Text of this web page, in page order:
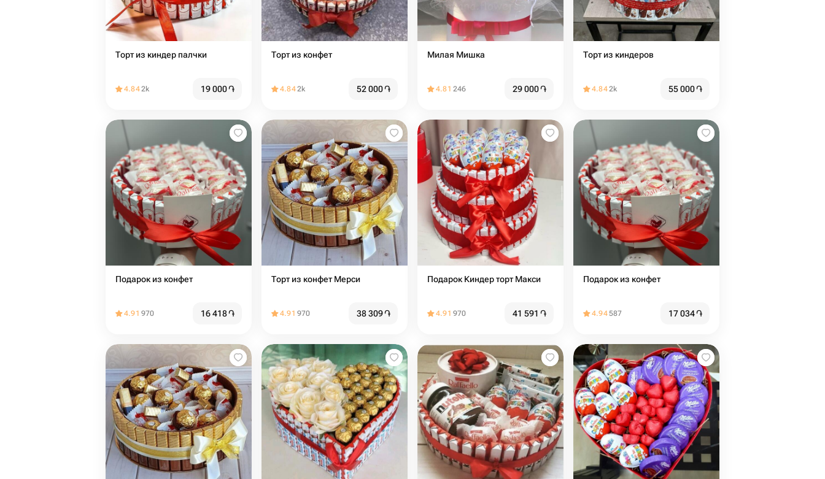
Торт из киндер палчки
4.842k 19 000֏
Торт из конфет
4.842k 52 000֏
Милая Мишка
4.81 246 29 000֏
Торт из киндеров
4.842k 55 000֏
Подарок из конфет
4.91 970 16 418֏
Торт из конфет Мерси
4.91 970 38 309֏
Подарок Киндер торт Макси
4.91 970 41 591 ֏
Подарок из конфет
4.94587 17 034֏